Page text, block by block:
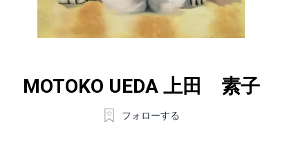
MOTOKO UEDA 上田 素子
フォローする